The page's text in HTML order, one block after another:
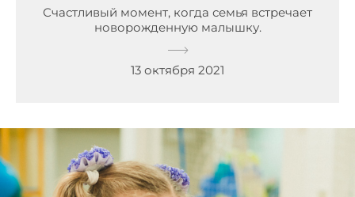
Счастливый момент, когда семья встречает
новорожденную малышку.
13 октября 2021